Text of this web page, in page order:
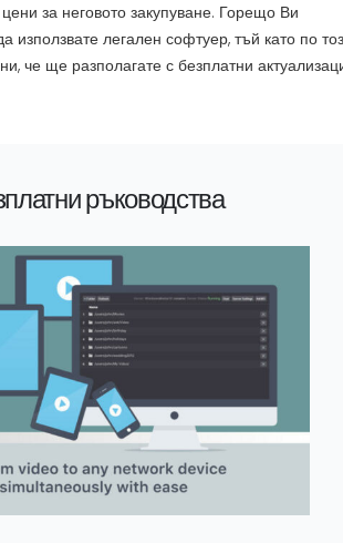
за неговото закупуване. Горещо Ви
използвате легален софтуер, тъй като по
че ще разполагате с безплатни
ръководства